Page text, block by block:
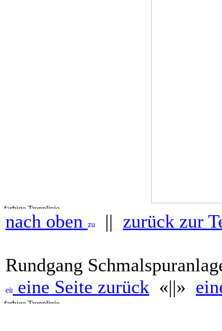
nach oben || zurück zur
Rundgang
eine Seite zurück «||»